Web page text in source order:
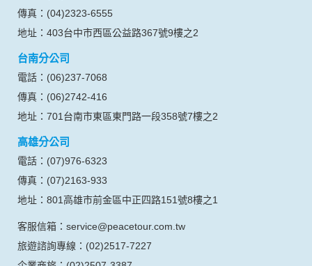
傳真：(04)2323-6555
地址：403台中市西區公益路367號9樓之2
台南分公司
電話：(06)237-7068
傳真：(06)2742-416
地址：701台南市東區東門路一段358號7樓之2
高雄分公司
電話：(07)976-6323
傳真：(07)2163-933
地址：801高雄市前金區中正四路151號8樓之1
客服信箱：service@peacetour.com.tw
旅遊諮詢專線：(02)2517-7227